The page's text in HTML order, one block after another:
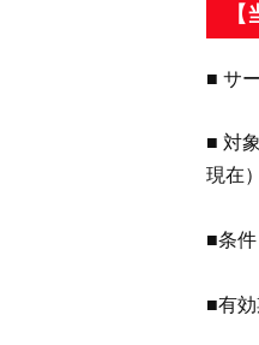
■ サ
■ 対
現在
■条
■有